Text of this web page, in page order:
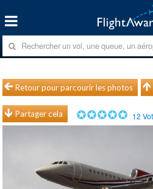
Retour pour parcourir les photos
Partager cela 12